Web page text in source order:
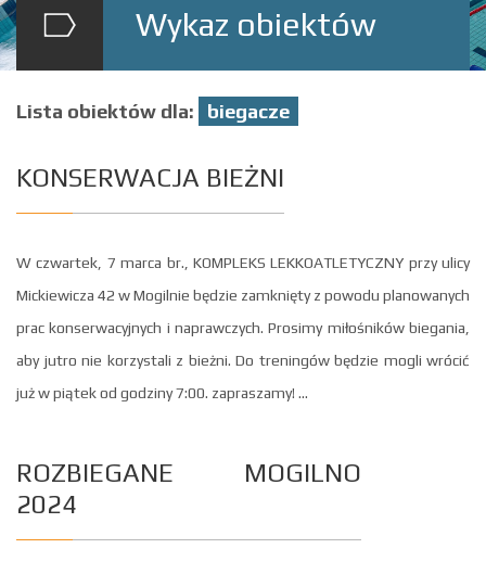
Wykaz obiektów
Lista obiektów dla: biegacze
KONSERWACJA BIEŻNI
W czwartek, 7 marca br., KOMPLEKS LEKKOATLETYCZNY przy ulicy
Mickiewicza 42 w Mogilnie będzie zamknięty z powodu planowanych
prac konserwacyjnych i naprawczych. Prosimy miłośników biegania,
aby jutro nie korzystali z bieżni. Do treningów będzie mogli wrócić
już w piątek od godziny 7:00. zapraszamy! ...
ROZBIEGANE MOGILNO
2024